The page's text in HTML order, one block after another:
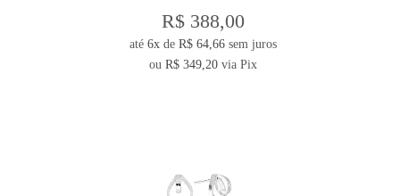
R$ 388,00
até 6xde R$ 64,66 sem juros
ou R$ 349,20via Pix